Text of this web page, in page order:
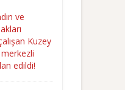
ve
Kuzey
edildi!